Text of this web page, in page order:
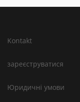
Kontakt
зареєструватися
Юридичні умови